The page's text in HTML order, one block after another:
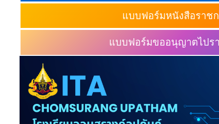
แบบฟอร์มหนังสือราช
แบบฟอร์มขออนุญาตไปร